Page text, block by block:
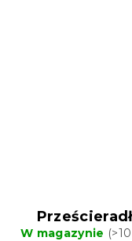
W magazynie